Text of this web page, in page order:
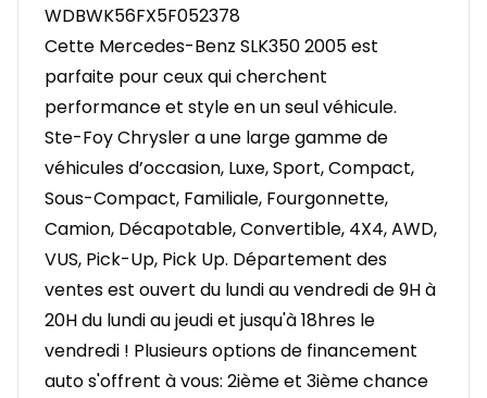
WDBWK56FX5F052378
Cette Mercedes-Benz SLK350 2005 est
parfaite pour ceux qui cherchent
performance et style en un seul véhicule.
Ste-Foy Chrysler a une large gamme de
véhicules d’occasion, Luxe, Sport, Compact,
Sous-Compact, Familiale, Fourgonnette,
Camion, Décapotable, Convertible, 4X4, AWD,
VUS, Pick-Up, Pick Up. Département des
ventes est ouvert du lundi au vendredi de 9H à
20H du lundi au jeudi et jusqu'à 18hres le
vendredi ! Plusieurs options de financement
auto s'offrent à vous: 2ième et 3ième chance